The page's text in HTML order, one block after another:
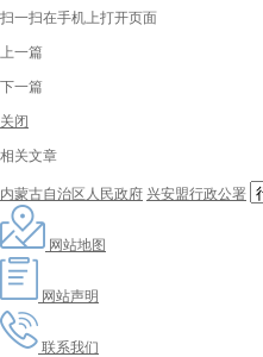
扫一扫在手机上打开页面
上一篇
下一篇
关闭
相关文章
内蒙古自治区人民政府 兴安盟行政公署
网站地图
网站声明
联系我们